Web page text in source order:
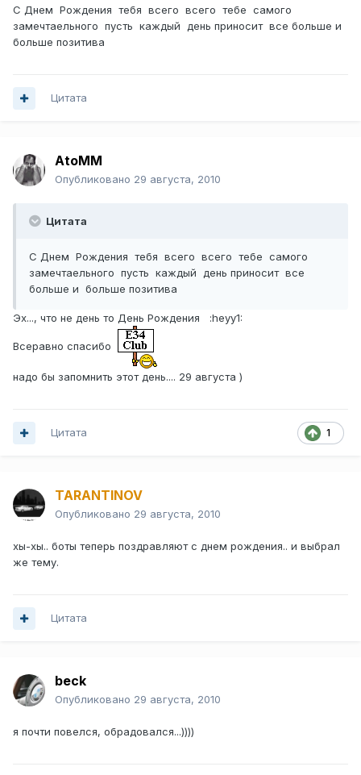
С Днем Рождения тебя всего всего тебе самого
замечтаельного пусть каждый день приносит все больше и
больше позитива
Цитата
AtoMM
Опубликовано 29 августа, 2010
Цитата
С Днем Рождения тебя всего всего тебе самого
замечтаельного пусть каждый день приносит все
больше и больше позитива
Эх..., что не день то День Рождения :heyy1:
Всеравно спасибо
надо бы запомнить этот день.... 29 августа )
1
Цитата
TARANTINOV
Опубликовано 29 августа, 2010
хы-хы.. боты теперь поздравляют с днем рождения.. и выбрал
же тему.
Цитата
beck
Опубликовано 29 августа, 2010
я почти повелся, обрадовался...))))